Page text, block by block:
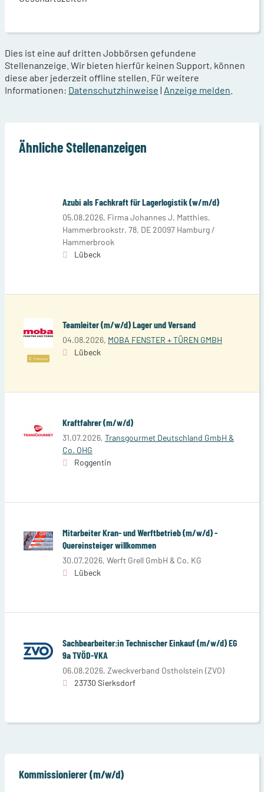
Dies ist eine auf dritten Jobbörsen gefundene
Stellenanzeige. Wir bieten hierfür keinen Support, können
diese aber jederzeit offline stellen. Für weitere
Informationen: Datenschutzhinweise | Anzeige melden
Ähnliche Stellenanzeigen
Azubi als Fachkraft für Lagerlogistik (w/m/d)
05.08.2026, Firma Johannes J. Matthies,
Hammerbrookstr. 78, DE 20097 Hamburg /
Hammerbrook
Lübeck
Premium
Teamleiter (m/w/d) Lager und Versand
04.08.2026, MOBA FENSTER + TÜREN GMBH
Lübeck
Kraftfahrer (m/w/d)
31.07.2026, Transgourmet Deutschland GmbH &
Co. OHG
Roggentin
Mitarbeiter Kran- und Werftbetrieb (m/w/d) -
Quereinsteiger willkommen
30.07.2026, Werft Grell GmbH & Co. KG
Lübeck
Sachbearbeiter:in Technischer Einkauf (m/w/d) EG
9a TVÖD-VKA
06.08.2026, Zweckverband Ostholstein (ZVO)
23730 Sierksdorf
Kommissionierer (m/w/d)